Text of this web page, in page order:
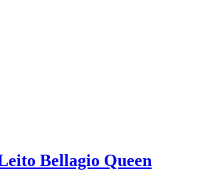
Bellagio Queen